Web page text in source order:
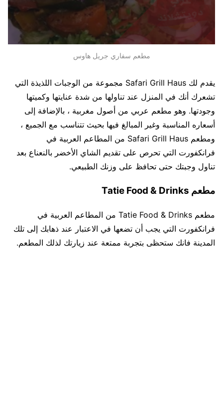
مطعم سفاري جريل هاوس
يقدم لك Safari Grill Haus مجموعة من الوجبات اللذيذة التي
تشعرك أنك في المنزل عند تناولها من شدة عنايتها وكميتها
وجودتها. وهو مطعم عربي من أصول مغربية ، بالإضافة إلى
أسعاره المناسبة وغير المبالغ فيها بحيث تتناسب مع الجميع ،
ومطعم Safari Grill Haus من المطاعم العربية في
فرانكفورت التي تحرص على تقديم الشاي الأخضر بالنعناع بعد
تناول وجبتك حتى تحافظ على وزنك الطبيعي.
مطعم Tatie Food & Drinks
مطعم Tatie Food & Drinks من المطاعم العربية في
فرانكفورت التي يجب أن تضعها في الاعتبار عند ذهابك إلى تلك
المدينة فانك ستحظى بتجربة ممتعة عند زيارتك لذلك المطعم.